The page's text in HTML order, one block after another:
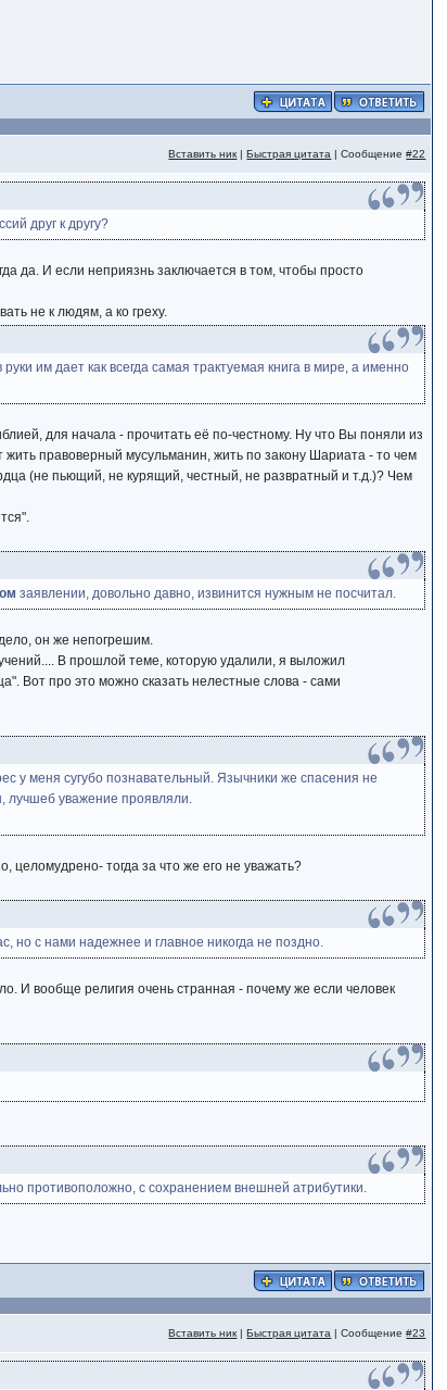
Вставить ник |Быстрая цитата | Сообщение#22
друг к другу?
да. И если неприязнь заключается в том, чтобы просто
не к людям, а ко греху.
им дает как всегда самая трактуемая книга в мире, а именно
для начала - прочитать её по-честному. Ну что Вы поняли из
жить правоверный мусульманин, жить по закону Шариата - то чем
(не пьющий, не курящий, честный, не развратный и т.д.)? Чем
заявлении, довольно давно, извинится нужным не посчитал.
он же непогрешим.
В прошлой теме, которую удалили, я выложил
Вот про это можно сказать нелестные слова - сами
у меня сугубо познавательный. Язычники же спасения не
лучшеб уважение проявляли.
целомудрено- тогда за что же его не уважать?
но с нами надежнее и главное никогда не поздно.
И вообще религия очень странная - почему же если человек
противоположно, с сохранением внешней атрибутики.
Вставить ник |Быстрая цитата | Сообщение#23